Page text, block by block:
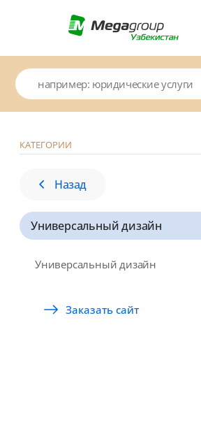
КАТЕГОРИИ
Назад
Универсальный дизайн
Универсальный дизайн
Заказать сайт